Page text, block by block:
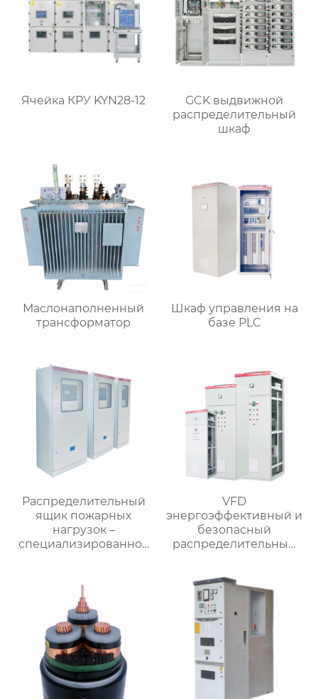
Ячейка КРУ KYN28-12
GCK выдвижной
распределительный
шкаф
Маслонаполненный
трансформатор
Шкаф управления на
базе PLC
Распределительный
ящик пожарных
нагрузок –
специализированное
VFD
энергоэффективный и
безопасный
распределительный